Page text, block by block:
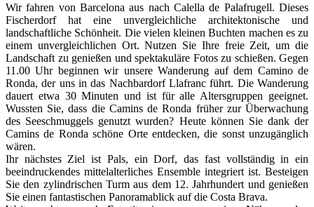
Wir fahren von Barcelona aus nach Calella de Palafrugell. Dieses
Fischerdorf hat eine unvergleichliche architektonische und
landschaftliche Schönheit. Die vielen kleinen Buchten machen es zu
einem unvergleichlichen Ort. Nutzen Sie Ihre freie Zeit, um die
Landschaft zu genießen und spektakuläre Fotos zu schießen. Gegen
11.00 Uhr beginnen wir unsere Wanderung auf dem Camino de
Ronda, der uns in das Nachbardorf Llafranc führt. Die Wanderung
dauert etwa 30 Minuten und ist für alle Altersgruppen geeignet.
Wussten Sie, dass die Camins de Ronda früher zur Überwachung
des Seeschmuggels genutzt wurden? Heute können Sie dank der
Camins de Ronda schöne Orte entdecken, die sonst unzugänglich
wären.
Ihr nächstes Ziel ist Pals, ein Dorf, das fast vollständig in ein
beeindruckendes mittelalterliches Ensemble integriert ist. Besteigen
Sie den zylindrischen Turm aus dem 12. Jahrhundert und genießen
Sie einen fantastischen Panoramablick auf die Costa Brava.